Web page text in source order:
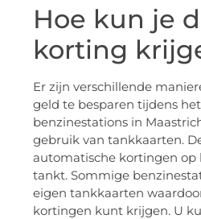
Hoe kun je
korting
Er zijn verschillende
geld te besparen tijdens
benzinestations in
gebruik van tankkaarten.
automatische kortingen
tankt. Sommige
eigen tankkaarten
kortingen kunt krijgen. U